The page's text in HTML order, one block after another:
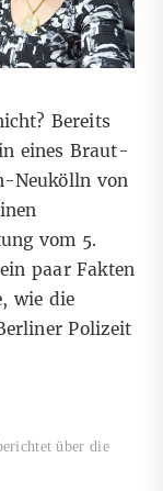
Bereits
eines Braut-
Neukölln von
vom 5.
paar Fakten
wie die
Polizeit
über die